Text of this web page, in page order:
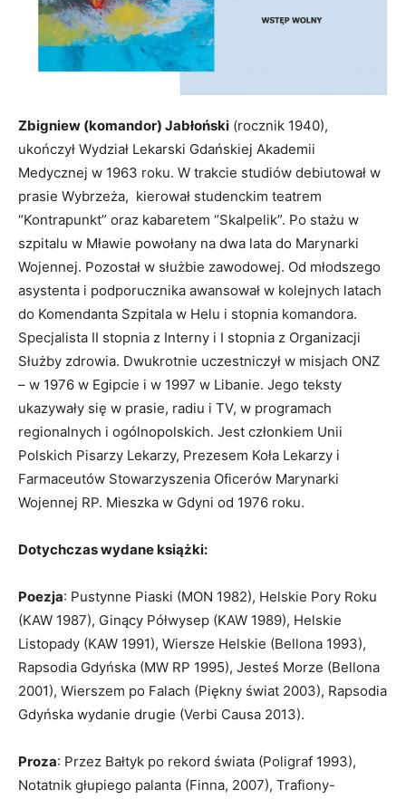
Zbigniew (komandor) Jabłoński (rocznik 1940),
ukończył Wydział Lekarski Gdańskiej Akademii
Medycznej w 1963 roku. W trakcie studiów debiutował w
prasie Wybrzeża, kierował studenckim teatrem
“Kontrapunkt” oraz kabaretem “Skalpelik”. Po stażu w
szpitalu w Mławie powołany na dwa lata do Marynarki
Wojennej. Pozostał w służbie zawodowej. Od młodszego
asystenta i podporucznika awansował w kolejnych latach
do Komendanta Szpitala w Helu i stopnia komandora.
Specjalista II stopnia z Interny i I stopnia z Organizacji
Służby zdrowia. Dwukrotnie uczestniczył w misjach ONZ
– w 1976 w Egipcie i w 1997 w Libanie. Jego teksty
ukazywały się w prasie, radiu i TV, w programach
regionalnych i ogólnopolskich. Jest członkiem Unii
Polskich Pisarzy Lekarzy, Prezesem Koła Lekarzy i
Farmaceutów Stowarzyszenia Oficerów Marynarki
Wojennej RP. Mieszka w Gdyni od 1976 roku.
Dotychczas wydane książki:
Poezja: Pustynne Piaski (MON 1982), Helskie Pory Roku
(KAW 1987), Ginący Półwysep (KAW 1989), Helskie
Listopady (KAW 1991), Wiersze Helskie (Bellona 1993),
Rapsodia Gdyńska (MW RP 1995), Jesteś Morze (Bellona
2001), Wierszem po Falach (Piękny świat 2003), Rapsodia
Gdyńska wydanie drugie (Verbi Causa 2013).
Proza: Przez Bałtyk po rekord świata (Poligraf 1993),
Notatnik głupiego palanta (Finna, 2007), Trafiony-